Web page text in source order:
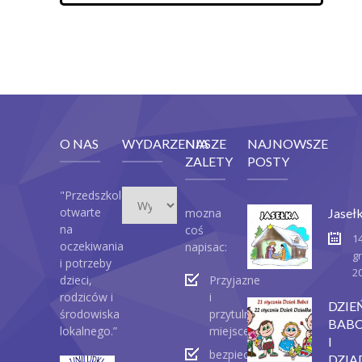
O NAS
"Przedszkole
otwarte
na
oczekiwania
i potrzeby
dzieci,
rodziców i
środowiska
lokalnego.”
WYDARZENIA
NASZE
ZALETY
mozna
coś
napisac:
Przyjazne
i
przytulne
miejsce
bezpieczeństwo
NAJNOWSZE
POSTY
I